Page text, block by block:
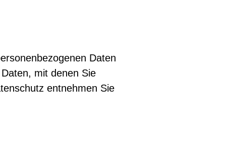
Daten
mit denen Sie
entnehmen Sie